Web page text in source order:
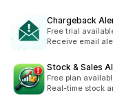
Chargeback
Free trial
Receive email
Stock & Sales
Free plan
Real-time stock